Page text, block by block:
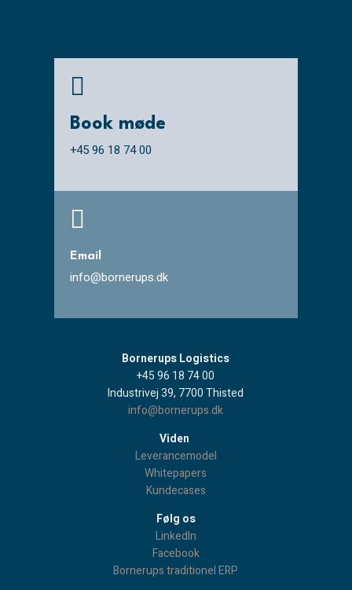

Book møde
+45 96 18 74 00

Email
info@bornerups.dk
Bornerups Logistics
+45 96 18 74 00
Industrivej 39, 7700 Thisted
info@bornerups.dk
Viden
Leverancemodel
Whitepapers
Kundecases
Følg os
LinkedIn
Facebook
Bornerups traditionel ERP